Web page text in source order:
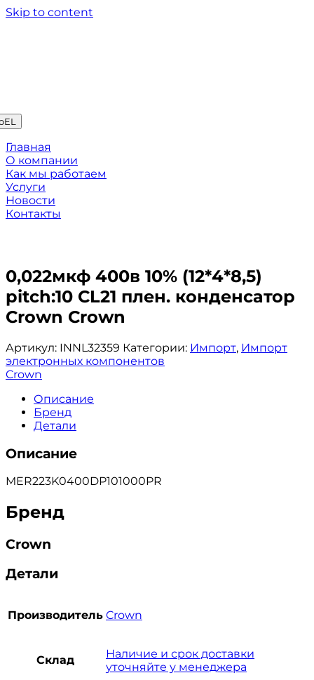
Skip to content
Главная
О компании
Как мы работаем
Услуги
Новости
Контакты
0,022мкф 400в 10% (12*4*8,5)
pitch:10 CL21 плен. конденсатор
Crown Crown
Артикул: INNL32359 Категории: Импорт, Импорт
электронных компонентов
Crown
Описание
Бренд
Детали
Описание
MER223K0400DP101000PR
Бренд
Crown
Детали
Производитель Crown
Склад
Наличие и срок доставки
уточняйте у менеджера